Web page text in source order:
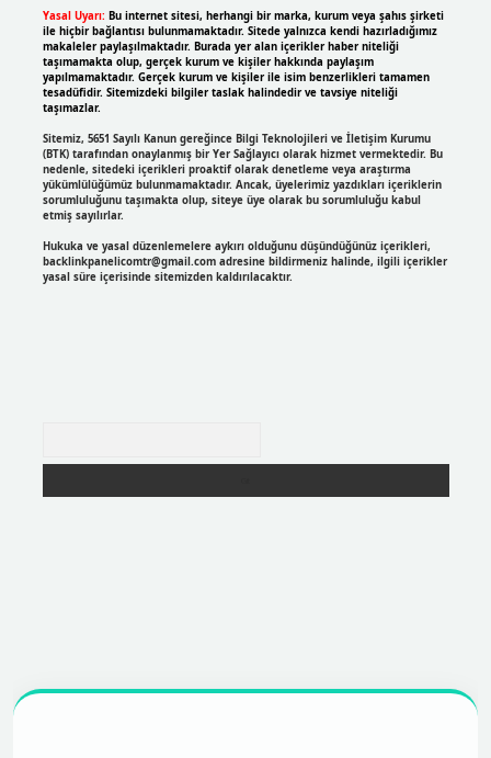
Yasal Uyarı: Bu internet sitesi, herhangi bir marka, kurum veya şahıs şirketi
ile hiçbir bağlantısı bulunmamaktadır. Sitede yalnızca kendi hazırladığımız
makaleler paylaşılmaktadır. Burada yer alan içerikler haber niteliği
taşımamakta olup, gerçek kurum ve kişiler hakkında paylaşım
yapılmamaktadır. Gerçek kurum ve kişiler ile isim benzerlikleri tamamen
tesadüfidir. Sitemizdeki bilgiler taslak halindedir ve tavsiye niteliği
taşımazlar.
Sitemiz, 5651 Sayılı Kanun gereğince Bilgi Teknolojileri ve İletişim Kurumu
(BTK) tarafından onaylanmış bir Yer Sağlayıcı olarak hizmet vermektedir. Bu
nedenle, sitedeki içerikleri proaktif olarak denetleme veya araştırma
yükümlülüğümüz bulunmamaktadır. Ancak, üyelerimiz yazdıkları içeriklerin
sorumluluğunu taşımakta olup, siteye üye olarak bu sorumluluğu kabul
etmiş sayılırlar.
Hukuka ve yasal düzenlemelere aykırı olduğunu düşündüğünüz içerikleri,
backlinkpanelicomtr@gmail.comadresine bildirmeniz halinde, ilgili içerikler
yasal süre içerisinde sitemizden kaldırılacaktır.